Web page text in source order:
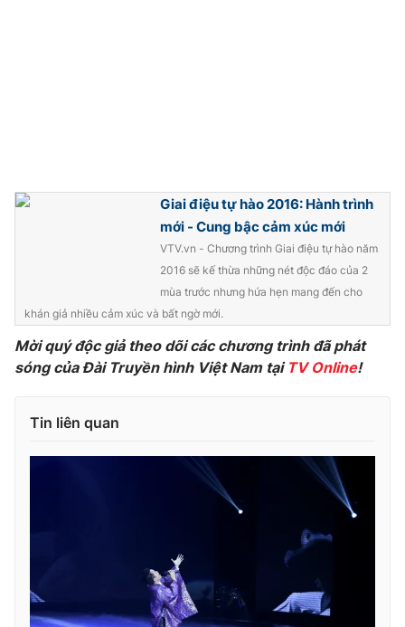
Liên hệ tòa soạn English
THỜI BÁO VTV
Giấy phép hoạt động báo in và báo điện tử số 483/GP-BTTTT
Nguyễn Thị Mỹ Hạnh, Phạm Quốc Thắng,
Tổng đài VTV:024.38 355 931 - 024.38 355 932
Giai điệu tự hào 2016: Hành trình
mới - Cung bậc cảm xúc mới
VTV.vn - Chương trình Giai điệu tự hào năm
2016 sẽ kế thừa những nét độc đáo của 2
mùa trước nhưng hứa hẹn mang đến cho
khán giả nhiều cảm xúc và bất ngờ mới.
Mời quý độc giả theo dõi các chương trình đã phát
sóng của Đài Truyền hình Việt Nam tại TV Online!
Tin liên quan